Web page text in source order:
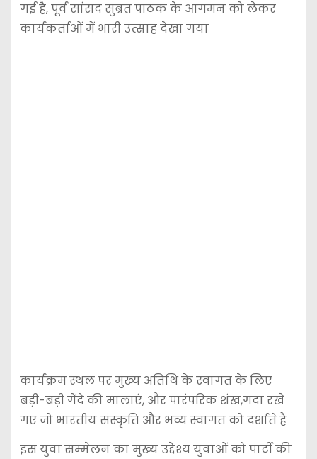
गई है, पूर्व सांसद सुब्रत पाठक के आगमन को लेकर
कार्यकर्ताओं में भारी उत्साह देखा गया
कार्यक्रम स्थल पर मुख्य अतिथि के स्वागत के लिए
बड़ी-बड़ी गेंदे की मालाएं, और पारंपरिक शंख,गदा रखे
गए जो भारतीय संस्कृति और भव्य स्वागत को दर्शाते हैं
इस युवा सम्मेलन का मुख्य उद्देश्य युवाओं को पार्टी की